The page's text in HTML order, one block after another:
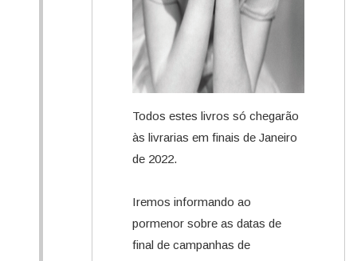
Todos estes livros só chegarão
às livrarias em finais de Janeiro
de 2022.
Iremos informando ao
pormenor sobre as datas de
final de campanhas de